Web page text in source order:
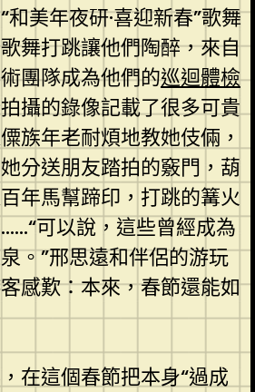
和美年夜研·喜迎新春”歌舞
舞打跳讓他們陶醉，來自
團隊成為他們的巡迴體檢
攝的錄像記載了很多可貴
族年老耐煩地教她伎倆，
分送朋友踏拍的竅門，葫
年馬幫蹄印，打跳的篝火
可以說，這些曾經成為
。”邢思遠和伴侶的游玩
感歎：本來，春節還能如
在這個春節把本身“過成